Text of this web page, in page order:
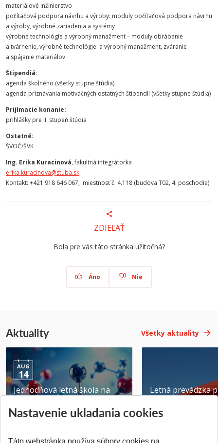
materiálové inžinierstvo
počítačová podpora návrhu a výroby: moduly počítačová podpora návrhu
a výroby, výrobné zariadenia a systémy
výrobné technológie a výrobný manažment – moduly obrábanie
a tvárnenie, výrobné technológie a výrobný manažment, zváranie
a spájanie materiálov
Štipendiá:
agenda školného (všetky stupne štúdia)
agenda priznávania motivačných ostatných štipendií (všetky stupne štúdia)
Prijímacie konanie:
prihlášky pre II. stupeň štúdia
Ostatné:
ŠVOČ/ŠVK
Ing. Erika Kuracinová, fakultná integrátorka
erika.kuracinova@stuba.sk
Kontakt: +421 918 646 067, miestnosť č. 4.118 (budova T02, 4. poschodie)
ZDIEĽAŤ
Bola pre vás táto stránka užitočná?
Áno Nie
Aktuality Všetky aktuality
AUG
14
Jednodňová letná škola na
Pridané 28.07.2026
Letná prevádzka
Pridané 23.06.2026
Nastavenie ukladania cookies
Táto webstránka používa súbory cookies na